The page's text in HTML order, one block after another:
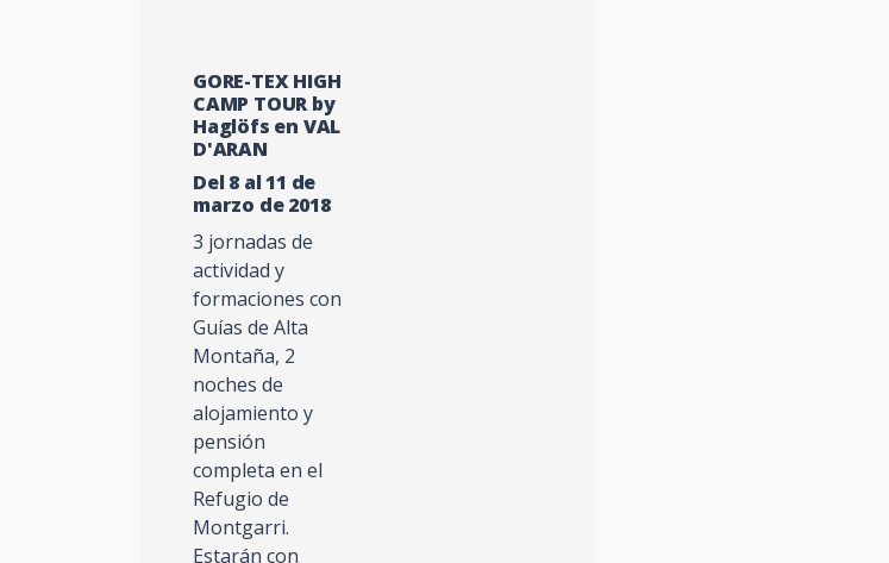
GORE-TEX HIGH
CAMP TOUR by
Haglöfs en VAL
D'ARAN
Del 8 al 11 de
marzo de 2018
3 jornadas de
actividad y
formaciones con
Guías de Alta
Montaña, 2
noches de
alojamiento y
pensión
completa en el
Refugio de
Montgarri.
Estarán con